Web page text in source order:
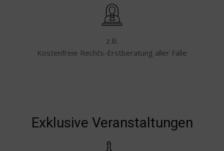
z.B.
Kostenfreie Rechts-Erstberatung aller Fälle
Exklusive Veranstaltungen